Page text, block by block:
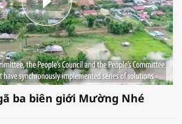
ba biên giới Mường Nhé